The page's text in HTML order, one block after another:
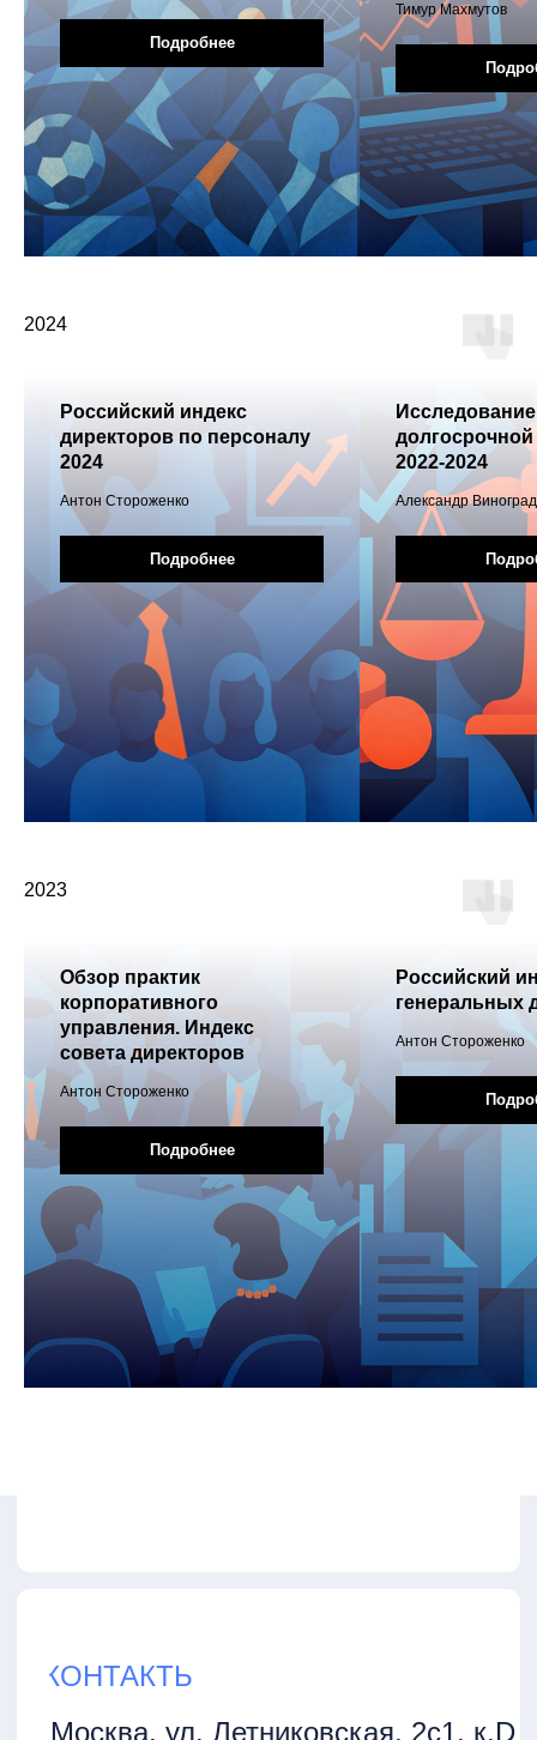
Подробнее
Тимур Махмутов
2024
Российский индекс
директоров по персоналу
2024
Антон Стороженко
Подробнее
2022-2024
Александр
2023
Обзор практик
корпоративного
управления. Индекс
совета директоров
Антон Стороженко
Подробнее
Российский
генеральных
Антон Стороженко
Москва, ул. Летниковская, 2с1, к.D
Связаться с нами
info@s-q-n.ru
telegram
СОГЛАСИЕ НА ОБРАБОТКУ
КОНТАКТЫ